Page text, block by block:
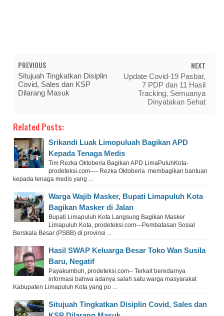
PREVIOUS
Situjuah Tingkatkan Disiplin
Covid, Sales dan KSP
Dilarang Masuk
NEXT
Update Covid-19 Pasbar,
7 PDP dan 11 Hasil
Tracking, Semuanya
Dinyatakan Sehat
Related Posts:
Srikandi Luak Limopuluah Bagikan APD
Kepada Tenaga Medis
Tim Rezka Oktoberia Bagikan APD LimaPuluhKota-
prodeteksi.com---- Rezka Oktoberia membagikan bantuan
kepada tenaga medis yang ...
Warga Wajib Masker, Bupati Limapuluh Kota
Bagikan Masker di Jalan
Bupati Limapuluh Kota Langsung Bagikan Masker
Limapuluh Kota, prodeteksi.com---Pembatasan Sosial
Berskala Besar (PSBB) di provinsi ...
Hasil SWAP Keluarga Besar Toko Wan Susila
Baru, Negatif
Payakumbuh, prodeteksi.com-- Terkait beredarnya
informasi bahwa adanya salah satu warga masyarakat
Kabupaten Limapuluh Kota yang po ...
Situjuah Tingkatkan Disiplin Covid, Sales dan